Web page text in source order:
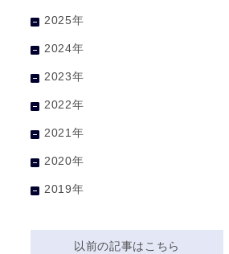
2025年
2024年
2023年
2022年
2021年
2020年
2019年
以前の記事はこちら